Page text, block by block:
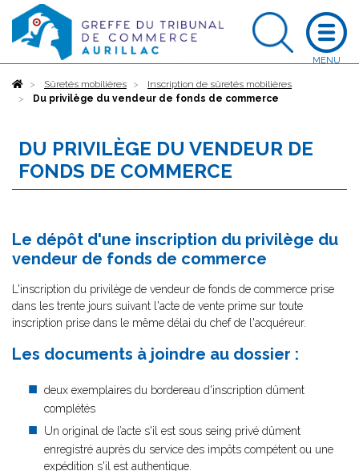
AccueilSûretés mobilières
Inscription de sûretés mobilières
Du privilège du vendeur de fonds de commerce
DU PRIVILÈGE DU VENDEUR DE
FONDS DE COMMERCE
Le dépôt d'une inscription du privilège du
vendeur de fonds de commerce
L'inscription du privilège de vendeur de fonds de commerce prise
dans les trente jours suivant l'acte de vente prime sur toute
inscription prise dans le même délai du chef de l'acquéreur.
Les documents à joindre au dossier :
deux exemplaires du bordereau d'inscription dûment
complétés
Un original de l’acte s'il est sous seing privé dûment
enregistré auprès du service des impôts compétent ou une
expédition s'il est authentique.